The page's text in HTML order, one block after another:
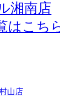
湘南店
はこち
山店